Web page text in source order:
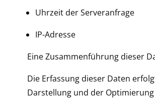
Uhrzeit der Serveranfrage
IP-Adresse
Eine Zusammenführung dieser
Die Erfassung dieser Daten
Darstellung und der